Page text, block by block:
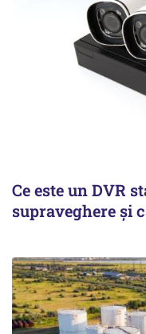
Ce este un DVR
supraveghere și